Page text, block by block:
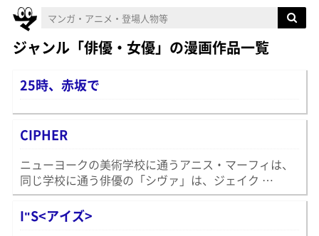
ジャンル「俳優・女優」の漫画作品一覧
25時、赤坂で
CIPHER
ニューヨークの美術学校に通うアニス・マーフィは、
同じ学校に通う俳優の「シヴァ」は、ジェイク …
I"S<アイズ>